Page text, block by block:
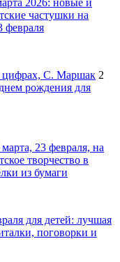
2026: новые и
частушки на
февраля
цифрах, С. Маршак 2
рождения для
23 февраля, на
творчество в
из бумаги
для детей: лучшая
поговорки и